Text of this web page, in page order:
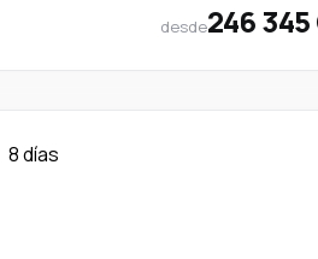
desde246 345
8 días